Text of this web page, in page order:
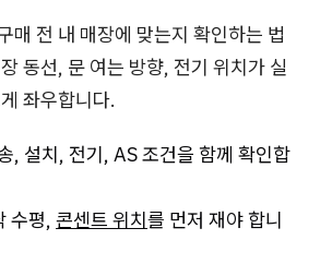
매 전 내 매장에 맞는지 확인하는 법
동선, 문 여는 방향, 전기 위치가 실
좌우합니다.
, 설치, 전기, AS 조건을 함께 확인합
수평, 콘센트 위치를 먼저 재야 합니